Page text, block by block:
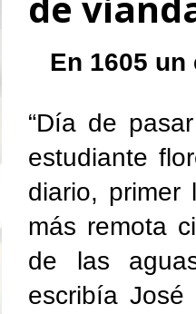
En 1605
“Día de
estudiante
diario, primer
más remota
de las
escribía